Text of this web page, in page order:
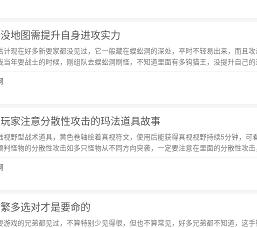
地图需提升自身进攻实力
计现在好多新耍家都没见过，它一般藏在蜈蚣洞的深处，平时不轻易出来，而且
当年耍战士的时候，刚组队去蜈蚣洞刷怪，不知道里面有多钩猫王，没提升自己
家注意分散性攻击的玛法道具故事
视野型战术道具，黄色卷轴绘着真视符文，使用后能获得真视视野持续5分钟，
怪物的分散性攻击如多只怪物从不同方向突袭，一定要注意在里面的分散性攻击
多选对才是要命的
游戏的兄弟都见过，不算特别少见得很，但也不算常见，好多兄弟都不知道，这